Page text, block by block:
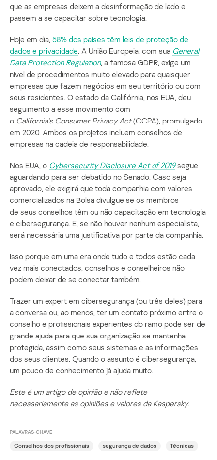
que as empresas deixem a desinformação de lado e
passem a se capacitar sobre tecnologia.
Hoje em dia, 58% dos países têm leis de proteção de
dados e privacidade. A União Europeia, com sua General
Data Protection Regulation, a famosa GDPR, exige um
nível de procedimentos muito elevado para quaisquer
empresas que fazem negócios em seu território ou com
seus residentes. O estado da Califórnia, nos EUA, deu
seguimento a esse movimento com
o California’s Consumer Privacy Act(CCPA), promulgado
em 2020. Ambos os projetos incluem conselhos de
empresas na cadeia de responsabilidade.
Nos EUA, o Cybersecurity Disclosure Act of2019segue
aguardando para ser debatido no Senado. Caso seja
aprovado, ele exigirá que toda companhia com valores
comercializados na Bolsa divulgue se os membros
de seus conselhos têm ou não capacitação em tecnologia
e cibersegurança. E, se não houver nenhum especialista,
será necessária uma justificativa por parte da companhia.
Isso porque em uma era onde tudo e todos estão cada
vez mais conectados, conselhos e conselheiros não
podem deixar de se conectar também.
Trazer um expert em cibersegurança (ou três deles) para
a conversa ou, ao menos, ter um contato próximo entre o
conselho e profissionais experientes do ramo pode ser de
grande ajuda para que sua organização se mantenha
protegida, assim como seus sistemas e as informações
dos seus clientes. Quando o assunto é cibersegurança,
um pouco de conhecimento já ajuda muito.
Este é um artigo de opinião e não reflete
necessariamente as opiniões e valores da Kaspersky.
PALAVRAS-CHAVE
Conselhos dos profissionais segurança de dados Técnicas